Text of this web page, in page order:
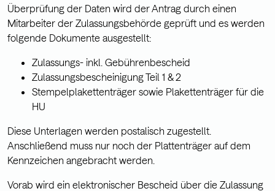
Überprüfung der Daten wird der Antrag durch einen
Mitarbeiter der Zulassungsbehörde geprüft und es werden
folgende Dokumente ausgestellt:
Zulassungs- inkl. Gebührenbescheid
Zulassungsbescheinigung Teil 1 & 2
Stempelplakettenträger sowie Plakettenträger für die
HU
Diese Unterlagen werden postalisch zugestellt.
Anschließend muss nur noch der Plattenträger auf dem
Kennzeichen angebracht werden.
Vorab wird ein elektronischer Bescheid über die Zulassung